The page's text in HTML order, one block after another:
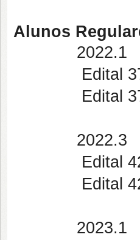
Alunos
2022.1
Edital 37/
Edital 37/
2022.3
Edital 42/
Edital 42/
2023.1